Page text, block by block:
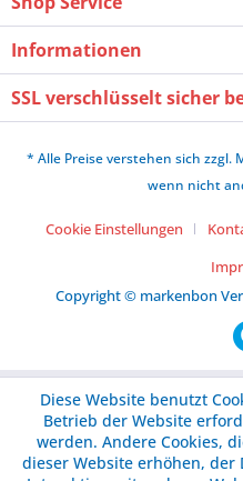
Informationen
SSL verschlüsselt sicher
* Alle Preise verstehen sich
wenn nicht
Cookie Einstellungen
Copyright © markenbon
Diese Website benutzt
Betrieb der Website
werden. Andere Cookies,
dieser Website erhöhen,